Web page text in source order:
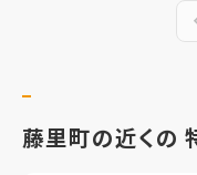
藤里町の近くの